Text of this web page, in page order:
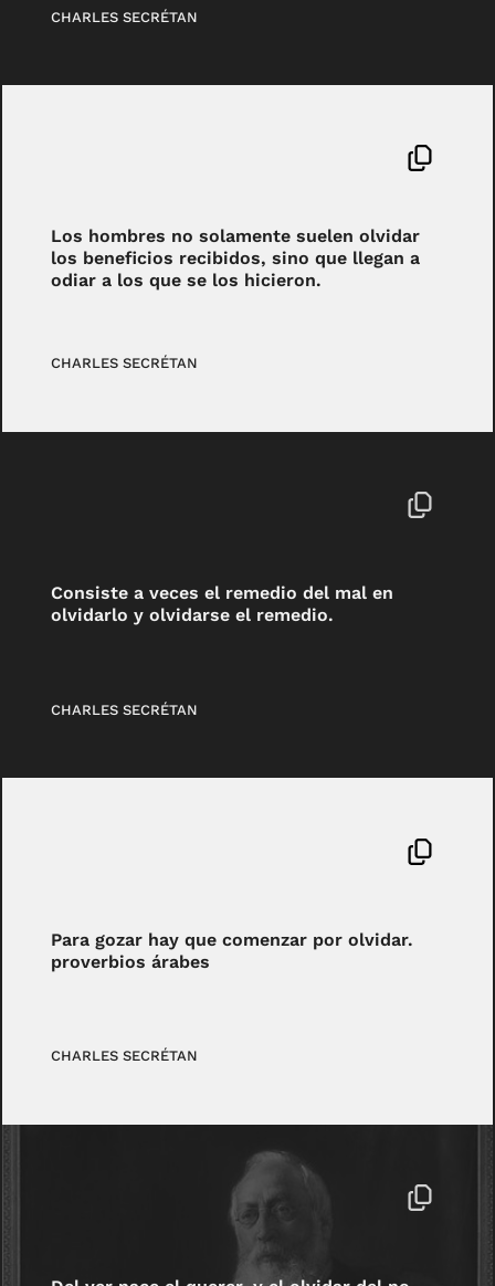
CHARLES SECRÉTAN
Los hombres no solamente suelen olvidar
los beneficios recibidos, sino que llegan a
odiar a los que se los hicieron.
CHARLES SECRÉTAN
Consiste a veces el remedio del mal en
olvidarlo y olvidarse el remedio.
CHARLES SECRÉTAN
Para gozar hay que comenzar por olvidar.
proverbios árabes
CHARLES SECRÉTAN